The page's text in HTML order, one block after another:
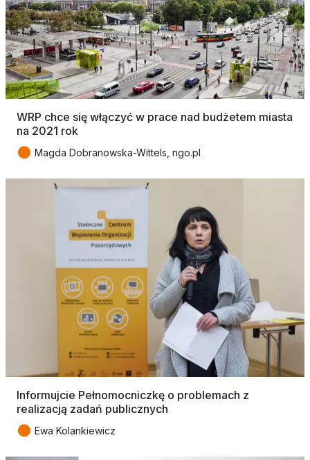
WRP chce się włączyć w prace nad budżetem miasta
na 2021 rok
● Magda Dobranowska-Wittels, ngo.pl
Informujcie Pełnomocniczkę o problemach z
realizacją zadań publicznych
● Ewa Kolankiewicz